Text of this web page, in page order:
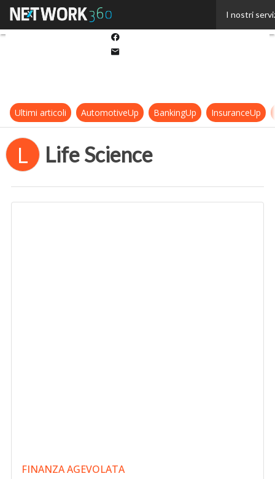
I nostri
Ultimi articoli AutomotiveUp BankingUp InsuranceUp
L Life Science
FINANZA AGEVOLATA